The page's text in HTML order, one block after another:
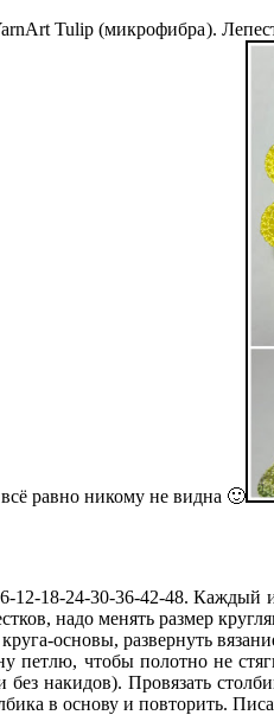
Tulip (микрофибра).
равно никому не видна 🙂
12-18-24-30-36-42-48.
надо менять размер
основы, развернуть
чтобы полотно не
накидов). Провязать
в основу и повторить.